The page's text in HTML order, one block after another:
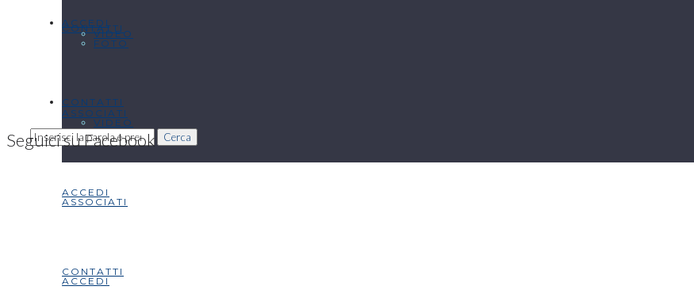
ACCEDI
CONTATTI
CONTATTI
Cerca
VIDEO
ASSOCIATI
ACCEDI
CONTATTI
FOTO
VIDEO
ASSOCIATI
ACCEDI
Seguici su Facebook